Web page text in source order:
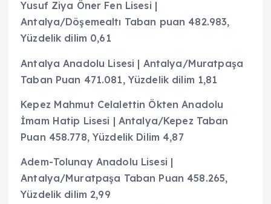
Yusuf Ziya Öner Fen Lisesi |
Antalya/Döşemealtı Taban puan 482.983,
Yüzdelik dilim 0,61
Antalya Anadolu Lisesi | Antalya/Muratpaşa
Taban Puan 471.081, Yüzdelik dilim 1,81
Kepez Mahmut Celalettin Ökten Anadolu
İmam Hatip Lisesi | Antalya/Kepez Taban
Puan 458.778, Yüzdelik Dilim 4,87
Adem-Tolunay Anadolu Lisesi |
Antalya/Muratpaşa Taban Puan 458.265,
Yüzdelik dilim 2,99